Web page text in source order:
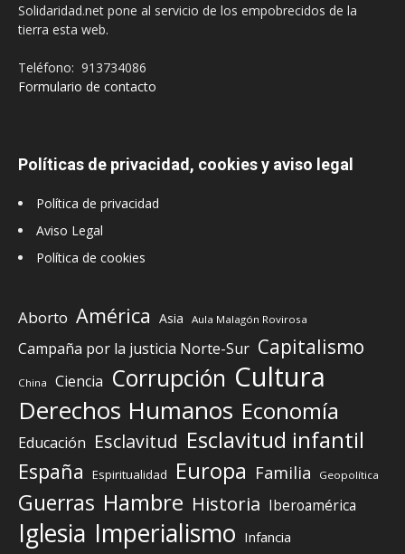
Solidaridad.net pone al servicio de los empobrecidos de la
tierra esta web.
Teléfono: 913734086
Formulario de contacto
Políticas de privacidad, cookies y aviso legal
Política de privacidad
Aviso Legal
Política de cookies
Aborto América Asia Aula Malagón Rovirosa
Campaña por la justicia Norte-Sur Capitalismo
China Ciencia Corrupción Cultura
Derechos Humanos Economía
Educación Esclavitud Esclavitud infantil
España Espiritualidad Europa Familia Geopolítica
Guerras Hambre Historia Iberoamérica
Iglesia Imperialismo Infancia